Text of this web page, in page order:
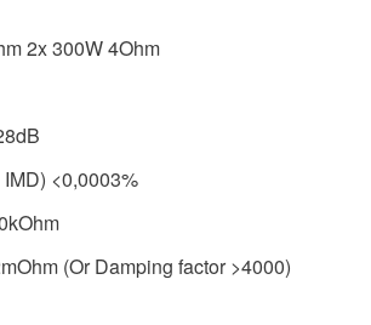
2x 300W 4Ohm
<0,0003%
(Or Damping factor >4000)